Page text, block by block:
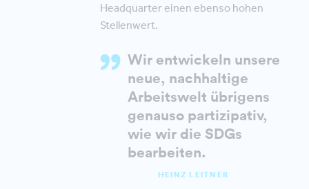
Headquarter einen ebenso hohen
Stellenwert.
Wir entwickeln unsere
neue, nachhaltige
Arbeitswelt übrigens
genauso partizipativ,
wie wir die SDGs
bearbeiten.
HEINZ LEITNER